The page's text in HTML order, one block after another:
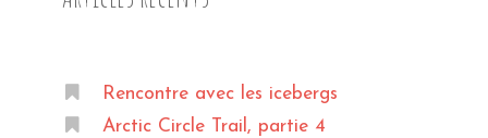
Rencontre avec les icebergs
Arctic Circle Trail, partie 4